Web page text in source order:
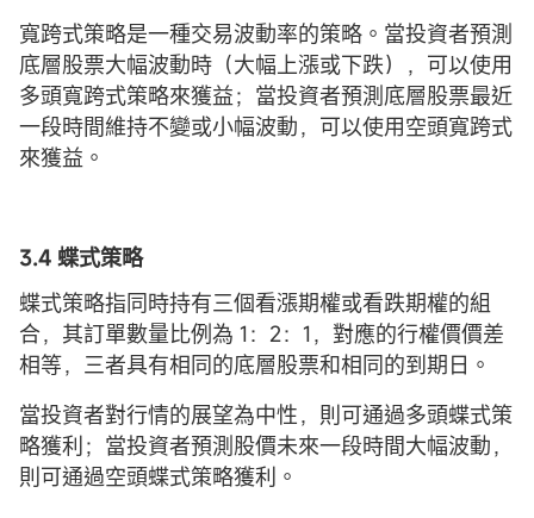
寬跨式策略是一種交易波動率的策略。當投資者預測
底層股票大幅波動時（大幅上漲或下跌），可以使用
多頭寬跨式策略來獲益；當投資者預測底層股票最近
一段時間維持不變或小幅波動，可以使用空頭寬跨式
來獲益。
3.4 蝶式策略
蝶式策略指同時持有三個看漲期權或看跌期權的組
合，其訂單數量比例為 1：2：1，對應的行權價價差
相等，三者具有相同的底層股票和相同的到期日。
當投資者對行情的展望為中性，則可通過多頭蝶式策
略獲利；當投資者預測股價未來一段時間大幅波動，
則可通過空頭蝶式策略獲利。